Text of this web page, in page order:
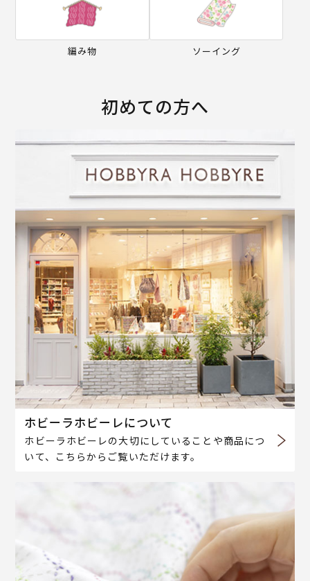
編み物 ソーイング
初めての方へ
ホビーラホビーレについて
ホビーラホビーレの大切にしていることや商品につ
いて、こちらからご覧いただけます。